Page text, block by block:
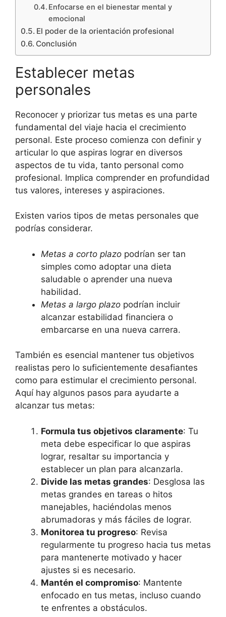
Enfocarse en el bienestar mental y
emocional
El poder de la orientación profesional
Conclusión
Establecer metas
personales
Reconocer y priorizar tus metas es una parte
fundamental del viaje hacia el crecimiento
personal. Este proceso comienza con definir y
articular lo que aspiras lograr en diversos
aspectos de tu vida, tanto personal como
profesional. Implica comprender en profundidad
tus valores, intereses y aspiraciones.
Existen varios tipos de metas personales que
podrías considerar.
Metas a corto plazo podrían ser tan
simples como adoptar una dieta
saludable o aprender una nueva
habilidad.
Metas a largo plazo podrían incluir
alcanzar estabilidad financiera o
embarcarse en una nueva carrera.
También es esencial mantener tus objetivos
realistas pero lo suficientemente desafiantes
como para estimular el crecimiento personal.
Aquí hay algunos pasos para ayudarte a
alcanzar tus metas:
Formula tus objetivos claramente: Tu
meta debe especificar lo que aspiras
lograr, resaltar su importancia y
establecer un plan para alcanzarla.
Divide las metas grandes: Desglosa las
metas grandes en tareas o hitos
manejables, haciéndolas menos
abrumadoras y más fáciles de lograr.
Monitorea tu progreso: Revisa
regularmente tu progreso hacia tus metas
para mantenerte motivado y hacer
ajustes si es necesario.
Mantén el compromiso: Mantente
enfocado en tus metas, incluso cuando
te enfrentes a obstáculos.